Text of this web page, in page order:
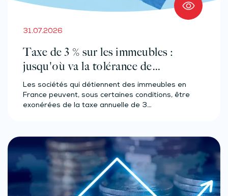
31.07.2026
Taxe de 3 % sur les immeubles :
jusqu'où va la tolérance de
l'administration ?
Les sociétés qui détiennent des immeubles en
France peuvent, sous certaines conditions, être
exonérées de la taxe annuelle de 3…